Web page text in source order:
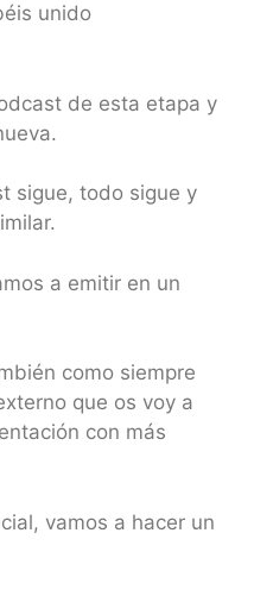
unido
de esta etapa y
sigue, todo sigue y
a emitir en un
como siempre
que os voy a
con más
vamos a hacer un